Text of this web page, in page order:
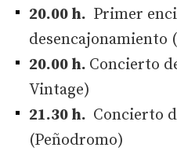
20.00 h. Primer
desencajonamiento
20.00 h. Concierto
Vintage)
21.30 h. Concierto
(Peñodromo)